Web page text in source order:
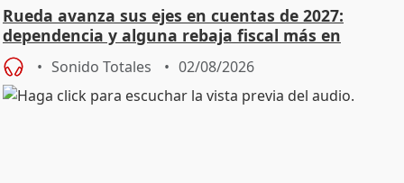
Rueda avanza sus ejes en cuentas de 2027:
dependencia y alguna rebaja fiscal más en
vivienda
Sonido Totales 02/08/2026